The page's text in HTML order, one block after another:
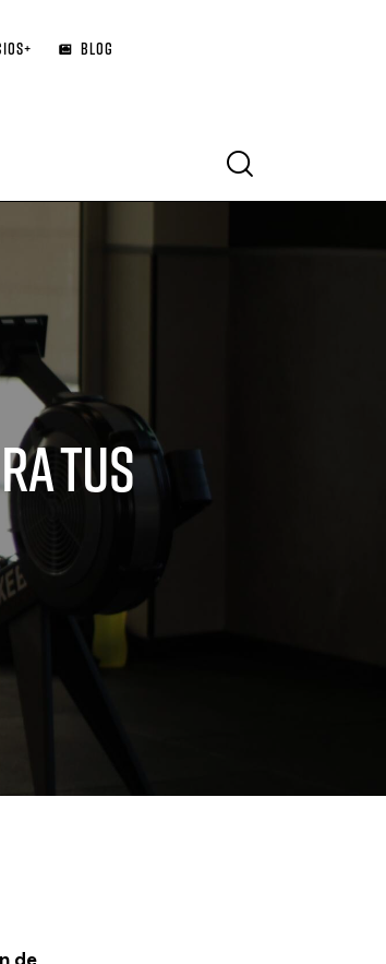
BLOG
Search
tus